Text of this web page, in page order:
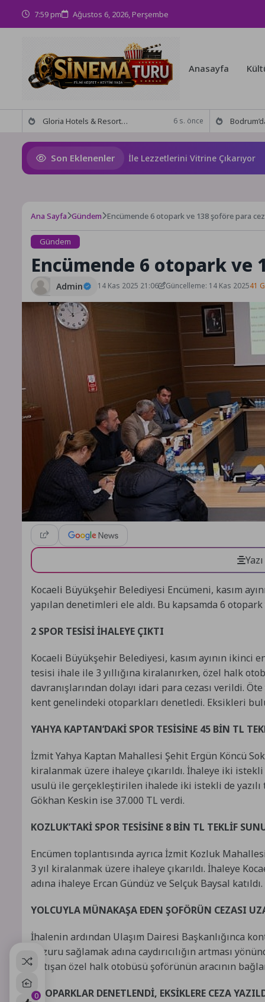
7:59 pm Ağustos 6, 2026, Perşembe
Anasayfa
Gloria Hotels & Resorts, Ödüllü bar Panda & Sons ile unutulmaz bir Miksoloji Gecesine İmza Attı 6 s. önce Bodrum’da anlamlı buluşma! Özgür Aras’ın çok
Son Eklenenler
Gastronomi Festivali İle Lezzetlerini Vitrine Çıkarıyor
Ana Sayfa Gündem Encümende 6 otopark ve 138 şoföre para
Gündem
Encümende 6 otopark ve
Admin 14 Kas 2025 21:06 Güncelleme: 14 Kas 202541
Kocaeli Büyükşehir Belediyesi Encümeni, kasım
yapılan denetimleri ele aldı. Bu kapsamda 6 otopark
2 SPOR TESİSİ İHALEYE ÇIKTI
Kocaeli Büyükşehir Belediyesi, kasım ayının ikinci
tesisi ihale ile 3 yıllığına kiralanırken, özel halk
davranışlarından dolayı idari para cezası verildi.
kent genelindeki otoparkları denetledi. Eksikleri
YAHYA KAPTAN’DAKİ SPOR TESİSİNE 45 BİN TL
İzmit Yahya Kaptan Mahallesi Şehit Ergün Köncü
kiralanmak üzere ihaleye çıkarıldı. İhaleye iki
usulü ile gerçekleştirilen ihalede iki istekli de
Gökhan Keskin ise 37.000 TL verdi.
KOZLUK’TAKİ SPOR TESİSİNE 8 BİN TL TEKLİF
Encümen toplantısında ayrıca İzmit Kozluk
3 yıl kiralanmak üzere ihaleye çıkarıldı. İhaleye
adına ihaleye Ercan Gündüz ve Selçuk Baysal
YOLCUYLA MÜNAKAŞA EDEN ŞOFÖRÜN CEZASI
İhalenin ardından Ulaşım Dairesi Başkanlığınca
huzuru sağlamak adına caydırıcılığın artması
tartışan özel halk otobüsü şoförünün aracının
OTOPARKLAR DENETLENDİ, EKSİKLERE CEZA
0